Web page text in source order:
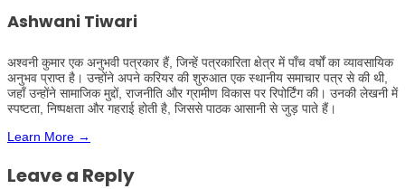
Ashwani Tiwari
अश्वनी कुमार एक अनुभवी पत्रकार हैं, जिन्हें पत्रकारिता क्षेत्र में पाँच वर्षों का व्यावसायिक
अनुभव प्राप्त है। उन्होंने अपने करियर की शुरुआत एक स्थानीय समाचार पत्र से की थी,
जहाँ उन्होंने सामाजिक मुद्दों, राजनीति और ग्रामीण विकास पर रिपोर्टिंग की। उनकी लेखनी में
स्पष्टता, निष्पक्षता और गहराई होती है, जिससे पाठक आसानी से जुड़ पाते हैं।
Learn More →
Leave a Reply